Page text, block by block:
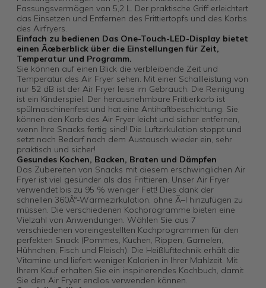
Fassungsvermögen von 5,2 L. Der praktische Griff erleichtert
das Einsetzen und Entfernen des Frittiertopfs und des Korbs
des Airfryers.
Einfach zu bedienen Das One-Touch-LED-Display bietet
einen Ãœberblick über die Einstellungen für Zeit,
Temperatur und Programm.
Sie können auf einen Blick die verbleibende Zeit und
Temperatur des Air Fryer sehen. Mit einer Schallleistung von
nur 52 dB ist der Air Fryer leise im Gebrauch. Die Reinigung
ist ein Kinderspiel: Der herausnehmbare Frittierkorb ist
spülmaschinenfest und hat eine Antihaftbeschichtung. Sie
können den Korb des Air Fryer leicht und sicher entfernen,
wenn Ihre Snacks fertig sind! Die Luftzirkulation stoppt und
setzt nach Bedarf nach dem Austausch wieder ein, sehr
praktisch und sicher!
Gesundes Kochen, Backen, Braten und Dämpfen
Das Zubereiten von Snacks mit diesem erschwinglichen Air
Fryer ist viel gesünder als das Frittieren. Unser Air Fryer
verwendet bis zu 95 % weniger Fett! Dies dank der
schnellen 360Â°-Wärmezirkulation, ohne Ã–l hinzufügen zu
müssen. Die verschiedenen Kochprogramme bieten eine
Vielzahl von Anwendungen. Wählen Sie aus 7
verschiedenen voreingestellten Kochprogrammen für den
perfekten Snack (Pommes, Kuchen, Rippen, Garnelen,
Hühnchen, Fisch und Fleisch). Die Heißlufttechnik erhält die
Vitamine und liefert weniger Kalorien in Ihrer Mahlzeit. Mit
Ihrem Kauf erhalten Sie ein inspirierendes Kochbuch, damit
Sie den Air Fryer endlos verwenden können.